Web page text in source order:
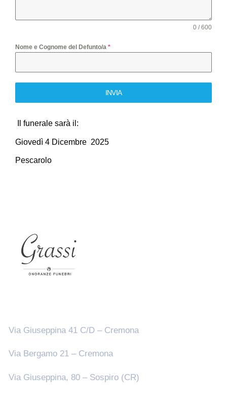
0 / 600
Nome e Cognome del Defunto/a *
INVIA
Il funerale sarà il:
Giovedì 4 Dicembre 2025
Pescarolo
Via Giuseppina 41 C/D – Cremona
Via Bergamo 21 – Cremona
Via Giuseppina, 80 – Sospiro (CR)